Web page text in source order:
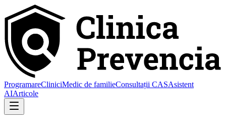
ProgramareCliniciMedic de familieConsultații CASAsistent
AIArticole